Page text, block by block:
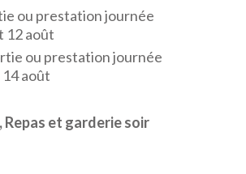
ou prestation journée
12 août
ou prestation journée
14 août
Repas et garderie soir